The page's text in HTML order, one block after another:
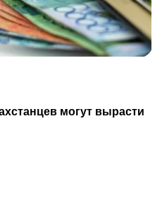
могут вырасти